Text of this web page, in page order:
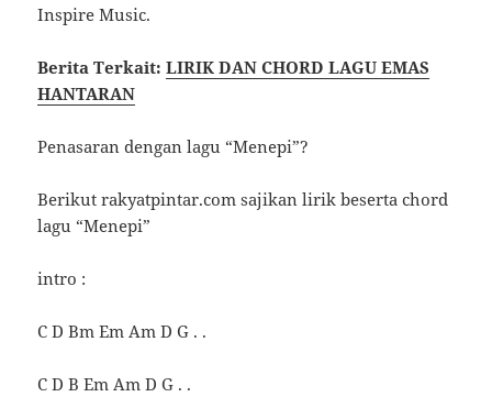
Inspire Music.
Berita Terkait:LIRIK DAN CHORD LAGU EMAS
HANTARAN
Penasaran dengan lagu “Menepi”?
Berikut rakyatpintar.com sajikan lirik beserta chord
lagu “Menepi”
intro :
C D Bm Em Am D G . .
C D B Em Am D G . .